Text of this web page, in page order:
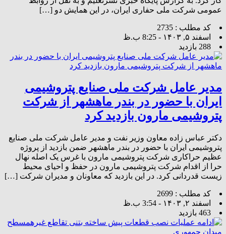
عمومی شرکت ملی حفاری ایران، در این همایش دو […]
کد مطلب : 2735
اسفند ۵, ۱۴۰۳ - 8:25 ب.ظ
288 بازدید
مدیر عامل شرکت ملی صنایع پتروشیمی
ایران با حضور در بندر ماهشهر از شرکت
پتروشیمی مارون بازدید کرد
دکتر عباس زاده معاون وزیر نفت و مدیر عامل شرکت ملی صنایع
پتروشیمی ایران با حضور در بندر ماهشهر ضمن بازدید از پروژه
عظیم حراکاری شرکت پتروشیمی مارون با غرس یک اصله نهال
حرا از اقدام شرکت پتروشیمی مارون در حفظ و احیای محیط
زیست قدردانی کرد. در این بازدید که معاونان و مدیران شرکت […]
کد مطلب : 2699
اسفند ۲, ۱۴۰۳ - 3:54 ب.ظ
463 بازدید